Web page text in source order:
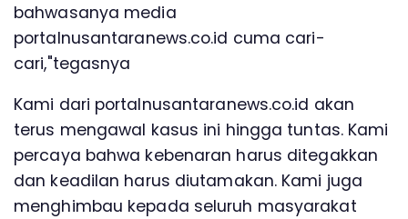
bahwasanya media
portalnusantaranews.co.id cuma cari-
cari,"tegasnya
Kami dari portalnusantaranews.co.id akan
terus mengawal kasus ini hingga tuntas. Kami
percaya bahwa kebenaran harus ditegakkan
dan keadilan harus diutamakan. Kami juga
menghimbau kepada seluruh masyarakat